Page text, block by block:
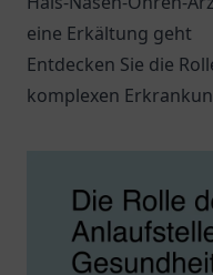
eine Erkältung geht
Entdecken Sie die
komplexen